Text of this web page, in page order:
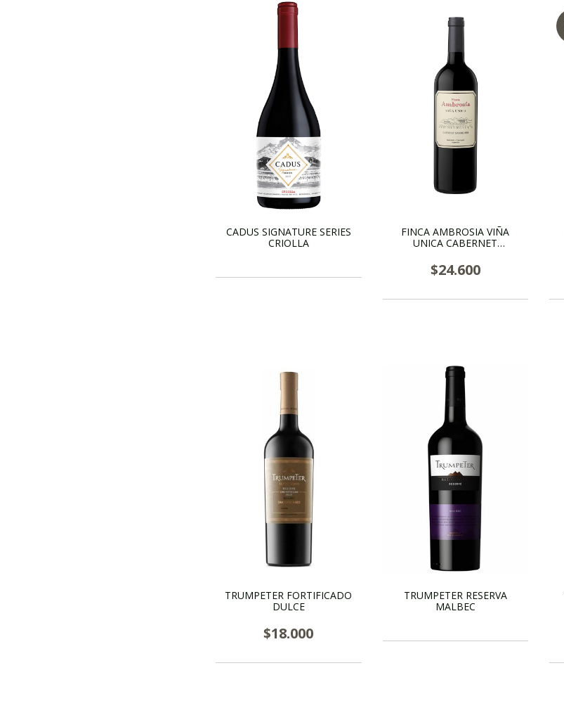
CADUS SIGNATURE SERIES
CRIOLLA
FINCA AMBROSIA VIÑA
UNICA CABERNET
$24.600
TRUMPETER FORTIFICADO
DULCE
$18.000
TRUMPETER RESERVA
MALBEC